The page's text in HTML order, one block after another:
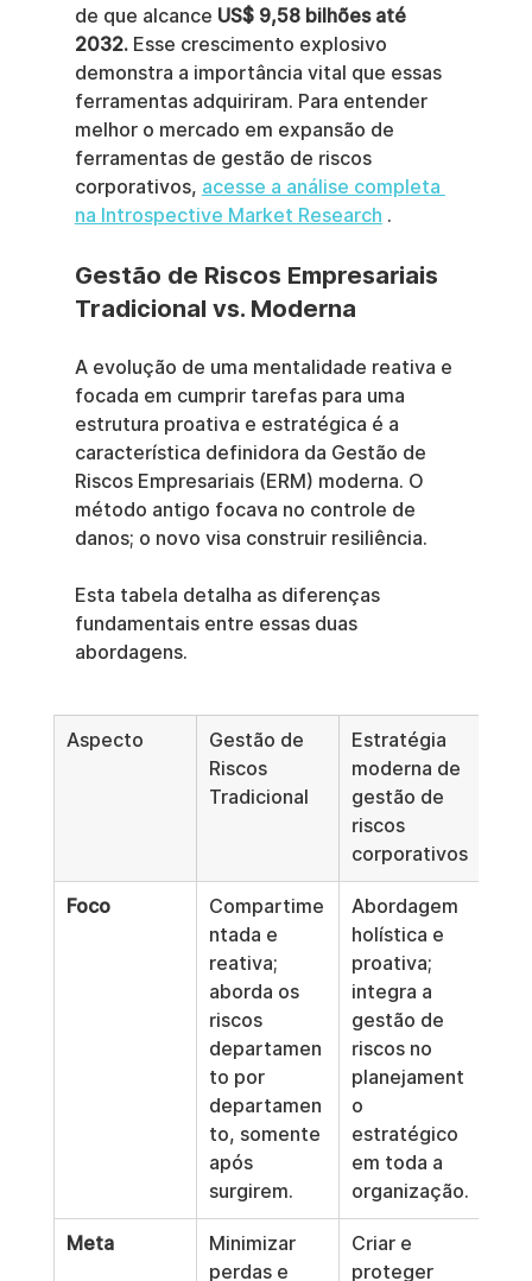
de que alcance US$ 9,58 bilhões até
2032. Esse crescimento explosivo
demonstra a importância vital que essas
ferramentas adquiriram. Para entender
melhor o mercado em expansão de
ferramentas de gestão de riscos
corporativos, acesse a análise completa
na Introspective Market Research .
Gestão de Riscos Empresariais
Tradicional vs. Moderna
A evolução de uma mentalidade reativa e
focada em cumprir tarefas para uma
estrutura proativa e estratégica é a
característica definidora da Gestão de
Riscos Empresariais (ERM) moderna. O
método antigo focava no controle de
danos; o novo visa construir resiliência.
Esta tabela detalha as diferenças
fundamentais entre essas duas
abordagens.
Aspecto
Gestão de
Riscos
Tradicional
Estratégia
moderna de
gestão de
riscos
corporativos
Foco
Compartime
ntada e
reativa;
aborda os
riscos
departamen
to por
departamen
to, somente
após
surgirem.
Abordagem
holística e
proativa;
integra a
gestão de
riscos no
planejament
o
estratégico
em toda a
organização.
Meta
Minimizar
perdas e
Criar e
proteger